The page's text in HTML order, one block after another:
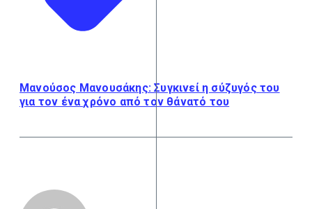
Μανούσος Μανουσάκης: Συγκινεί η σύζυγός του
για τον ένα χρόνο από τον θάνατό του